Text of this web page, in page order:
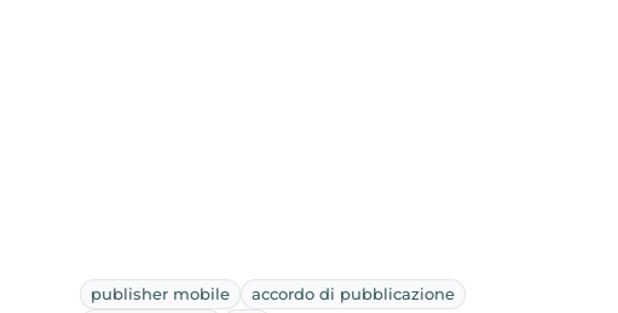
publisher mobile
accordo di pubblicazione